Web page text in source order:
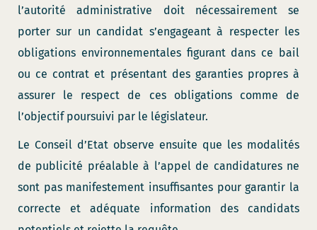
l’autorité administrative doit nécessairement se
porter sur un candidat s’engageant à respecter les
obligations environnementales figurant dans ce bail
ou ce contrat et présentant des garanties propres à
assurer le respect de ces obligations comme de
l’objectif poursuivi par le législateur.
Le Conseil d’Etat observe ensuite que les modalités
de publicité préalable à l’appel de candidatures ne
sont pas manifestement insuffisantes pour garantir la
correcte et adéquate information des candidats